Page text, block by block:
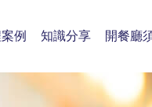
例 知識分享 開餐廳